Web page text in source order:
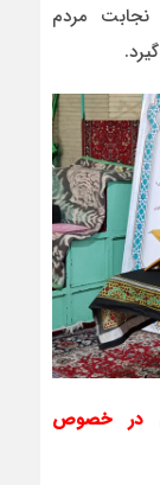
نجابت مردم
در خصوص